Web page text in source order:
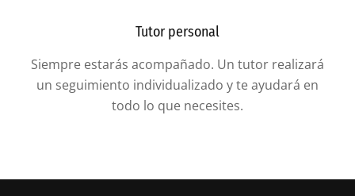
Tutor personal
Siempre estarás acompañado. Un tutor realizará
un seguimiento individualizado y te ayudará en
todo lo que necesites.